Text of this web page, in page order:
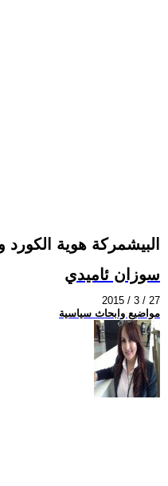
البيشمركة هوية الكورد
سوزان ئاميدي
2015 / 3 / 27
مواضيع وابحاث سياسية